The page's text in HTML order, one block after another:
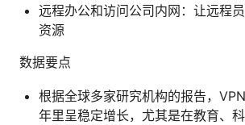
远程办公和访问公司内网：让远程
资源
数据要点
根据全球多家研究机构的报告，
年里呈稳定增长，尤其是在教育、